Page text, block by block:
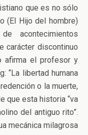
que es no sólo
(El Hijo del hombre)
acontecimientos
carácter discontinuo
afirma el profesor y
“La libertad humana
o la muerte,
que esta historia “va
del antiguo rito”.
mecánica milagrosa